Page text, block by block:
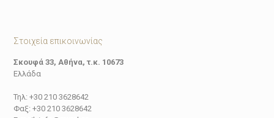
Στοιχεία επικοινωνίας
Σκουφά 33, Αθήνα, τ.κ. 10673
Ελλάδα
Τηλ: +30 210 3628642
Φαξ: +30 210 3628642